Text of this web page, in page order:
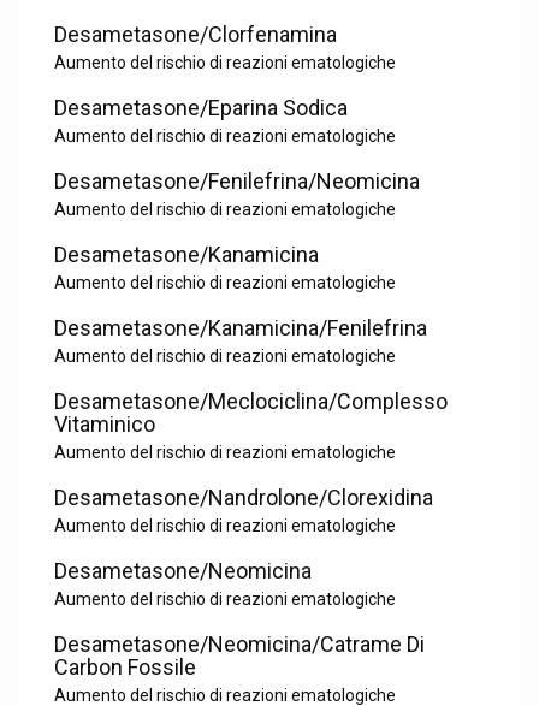
Desametasone/Clorfenamina
Aumento del rischio di reazioni ematologiche
Desametasone/Eparina Sodica
Aumento del rischio di reazioni ematologiche
Desametasone/Fenilefrina/Neomicina
Aumento del rischio di reazioni ematologiche
Desametasone/Kanamicina
Aumento del rischio di reazioni ematologiche
Desametasone/Kanamicina/Fenilefrina
Aumento del rischio di reazioni ematologiche
Desametasone/Meclociclina/Complesso
Vitaminico
Aumento del rischio di reazioni ematologiche
Desametasone/Nandrolone/Clorexidina
Aumento del rischio di reazioni ematologiche
Desametasone/Neomicina
Aumento del rischio di reazioni ematologiche
Desametasone/Neomicina/Catrame Di
Carbon Fossile
Aumento del rischio di reazioni ematologiche